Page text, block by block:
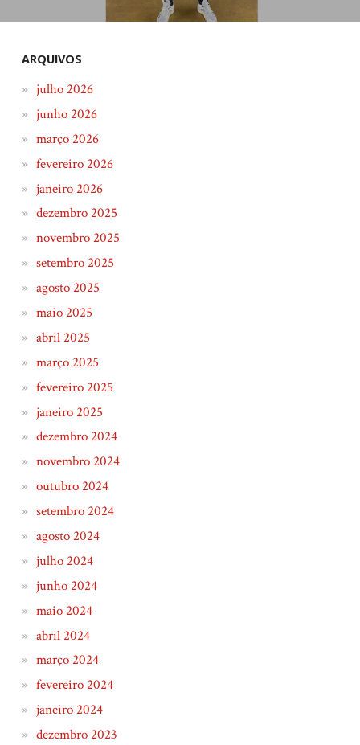
ARQUIVOS
julho 2026
junho 2026
março 2026
fevereiro 2026
janeiro 2026
dezembro 2025
novembro 2025
setembro 2025
agosto 2025
maio 2025
abril 2025
março 2025
fevereiro 2025
janeiro 2025
dezembro 2024
novembro 2024
outubro 2024
setembro 2024
agosto 2024
julho 2024
junho 2024
maio 2024
abril 2024
março 2024
fevereiro 2024
janeiro 2024
dezembro 2023